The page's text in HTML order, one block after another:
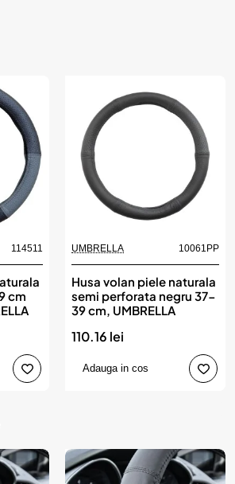
114511
cm
UMBRELLA 10061PP
Husa volan piele naturala
semi perforata negru 37-
39 cm, UMBRELLA
110.16 lei
Adauga in cos